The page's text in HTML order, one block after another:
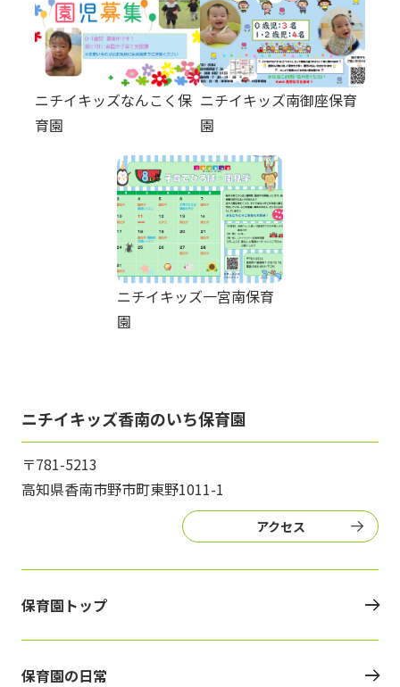
ニチイキッズなんこく保
育園
ニチイキッズ南御座保育
園
ニチイキッズ一宮南保育
園
ニチイキッズ香南のいち保育園
〒781-5213
高知県香南市野市町東野1011-1
アクセス
保育園トップ
保育園の日常